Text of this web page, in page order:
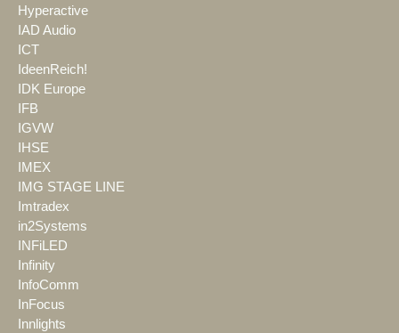
Hyperactive
IAD Audio
ICT
IdeenReich!
IDK Europe
IFB
IGVW
IHSE
IMEX
IMG STAGE LINE
Imtradex
in2Systems
INFiLED
Infinity
InfoComm
InFocus
Innlights